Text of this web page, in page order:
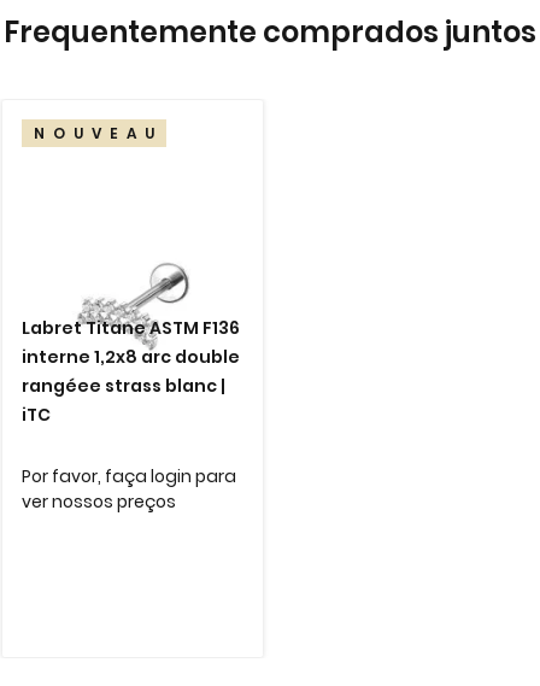
Frequentemente comprados juntos
NOUVEAU
Labret Titane ASTM F136
interne 1,2x8 arc double
rangéee strass blanc |
iTC
Por favor, faça login para
ver nossos preços